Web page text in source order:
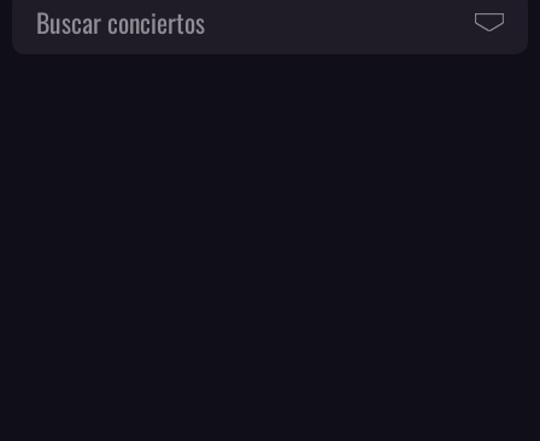
Buscar conciertos